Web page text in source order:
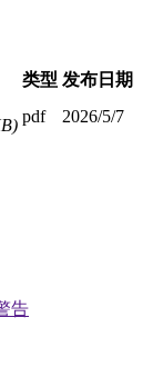
类型 发布日期
pdf 2026/5/7
告